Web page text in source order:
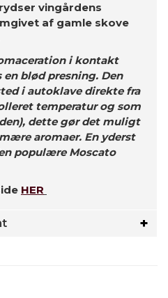
vingårdens
af gamle skove
i kontakt
blød presning. Den
i autoklave direkte fra
temperatur og som
dette gør det muligt
aromaer. En yderst
populære Moscato
HER